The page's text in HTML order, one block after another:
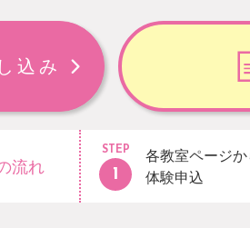
込み
流れ
STEP
各教室ページか
体験申込